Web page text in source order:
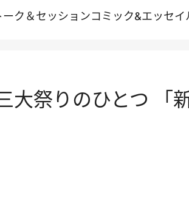
ーク＆セッションコミック&エッセイ
大祭りのひとつ 「